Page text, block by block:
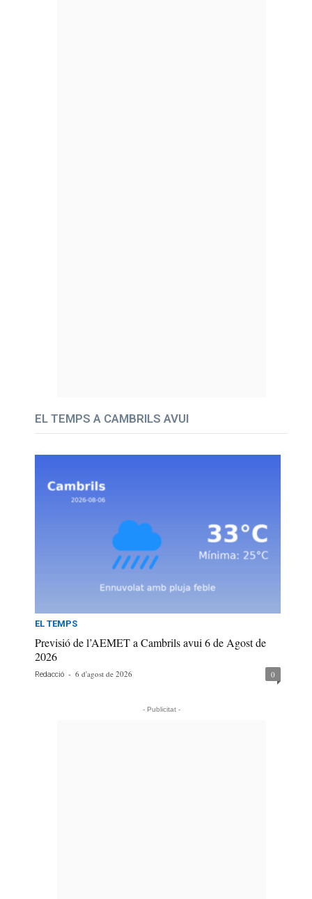
EL TEMPS A CAMBRILS AVUI
EL TEMPS
Previsió de l’AEMET a Cambrils avui 6 de Agost de
2026
Redacció - 6 d'agost de 2026 0
- Publicitat -